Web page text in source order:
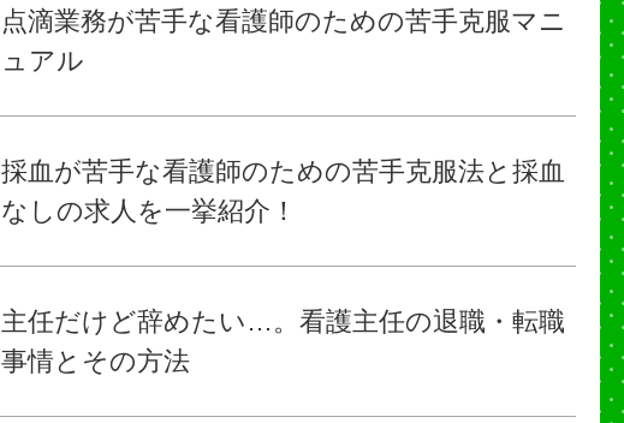
点滴業務が苦手な看護師のための苦手克服マニ
ュアル
採血が苦手な看護師のための苦手克服法と採血
なしの求人を一挙紹介！
主任だけど辞めたい…。看護主任の退職・転職
事情とその方法